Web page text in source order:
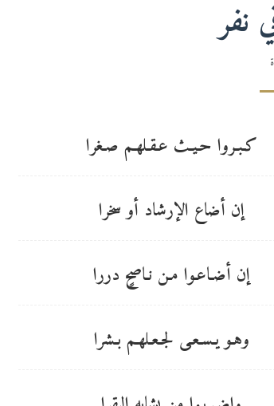
نفر
كـبـروا حـيـث عـقـلهـم صـغرا
إن أضاع الإرشاد أو سخرا
إن أضـاعـوا مـن نـاصحٍ دررا
وهـو يـسـعـى لجـعـلهـم بـشرا